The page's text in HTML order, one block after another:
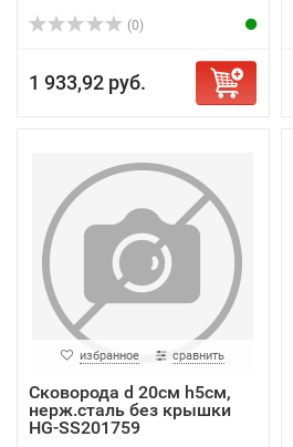
(0)
1 933,92 руб.
избранное сравнить
Сковорода d 20см h5см,
нерж.сталь без крышки
HG-SS201759